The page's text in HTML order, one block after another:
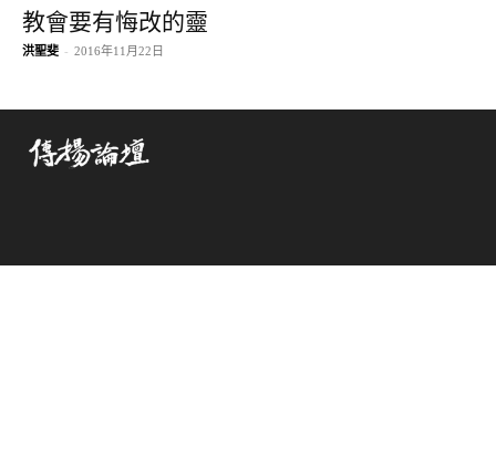
教會要有悔改的靈
洪聖斐 - 2016年11月22日